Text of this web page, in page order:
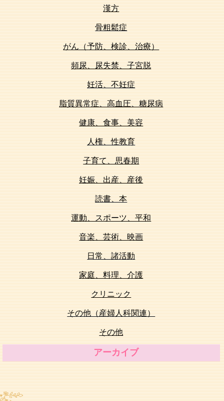
漢方
骨粗鬆症
がん（予防、検診、治療）
頻尿、尿失禁、子宮脱
妊活、不妊症
脂質異常症、高血圧、糖尿病
健康、食事、美容
人権、性教育
子育て、思春期
妊娠、出産、産後
読書、本
運動、スポーツ、平和
音楽、芸術、映画
日常、諸活動
家庭、料理、介護
クリニック
その他（産婦人科関連）
その他
アーカイブ